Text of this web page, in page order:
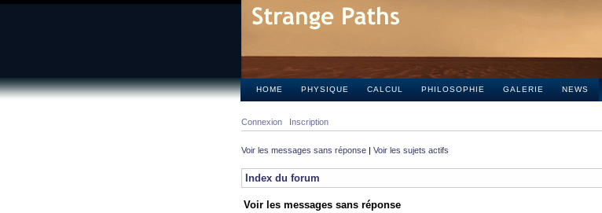
HOME PHYSIQUE CALCUL PHILOSOPHIE GALERIE NEWS
Connexion Inscription
Voir les messages sans réponse | Voir les sujets actifs
Index du forum
Voir les messages sans réponse